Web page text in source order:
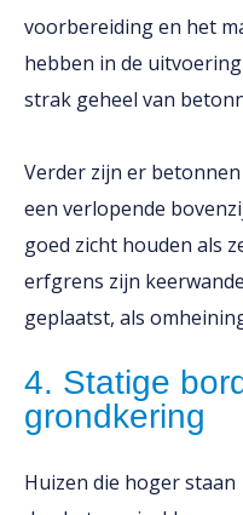
voorbereiding en het
hebben in de
strak geheel van
Verder zijn er
een verlopende
goed zicht houden als
erfgrens zijn
geplaatst, als
4. Statige
grondkering
Huizen die hoger staan